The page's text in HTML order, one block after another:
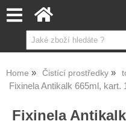
Home Čistící prostředky
Fixinela Antikalk 665ml, kart.
Fixinela